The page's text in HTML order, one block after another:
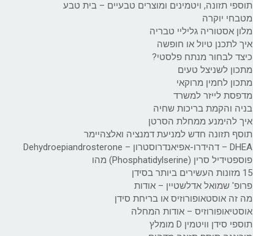
תוספי תזונה, ויטמינים ומוצרים טבעיים – בית טבע
מטבחי יוקרה
מלון אסטוריה גליליי טבריה
איך לתכנן טיול או חופשה
כיצד לבחור מנתח פלסטי?
מתכון לשניצל טעים
מתכון לחמין מרוקאי
מדפסת לייזר למשרד
בניה והקמת בריכות שחיה
איך להימנע ממחלת הסרטן
תוסף תזונה חדש למניעת דמנציה ואלצהיימר
DHEA – דהידרו-אפיאנדרוסטרון – Dehydroepiandrosterone
פוספטידיל סרין (Phosphatidylserine) מהו
15 מזונות העשירים ביותר בסידן
פרופ' שמואל אדלשטיין – אודות
מה זה אוסטאופורוזיס או בריחת סידן
אוסטיאופורוזיס – אודות המחלה
תוספי סידן וויטמין D מומלץ